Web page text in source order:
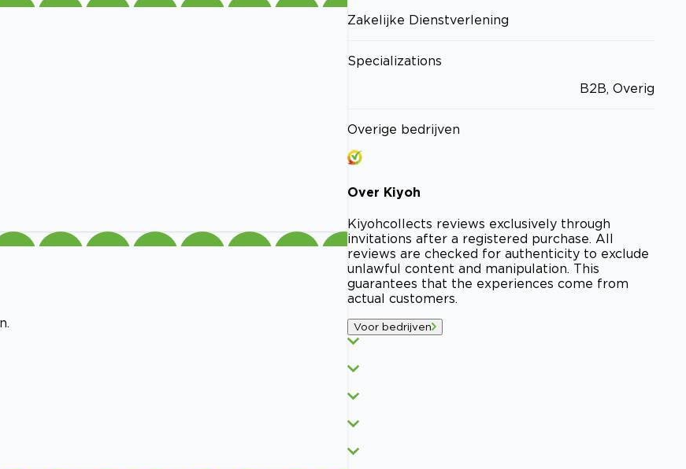
Zakelijke Dienstverlening
Specializations
B2B, Overig
Overige bedrijven
Over Kiyoh
Kiyohcollects reviews exclusively through
invitations after a registered purchase. All
reviews are checked for authenticity to exclude
unlawful content and manipulation. This
guarantees that the experiences come from
actual customers.
Voor bedrijven